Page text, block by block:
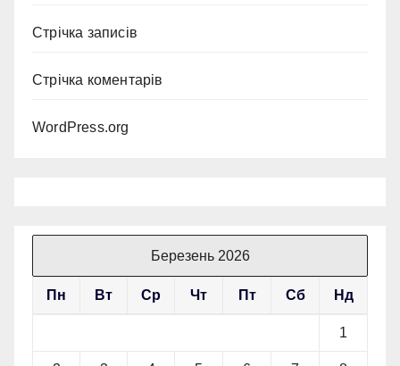
Стрічка записів
Стрічка коментарів
WordPress.org
Березень 2026
Пн Вт Ср Чт Пт Сб Нд
1